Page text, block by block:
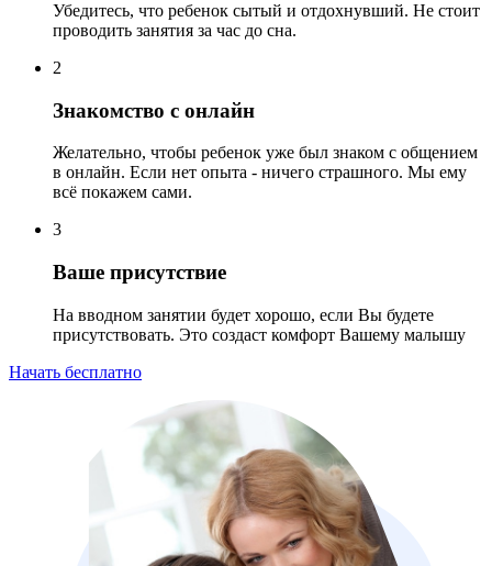
Убедитесь, что ребенок сытый и отдохнувший. Не стоит
проводить занятия за час до сна.
2
Знакомство с онлайн
Желательно, чтобы ребенок уже был знаком с общением
в онлайн. Если нет опыта - ничего страшного. Мы ему
всё покажем сами.
3
Ваше присутствие
На вводном занятии будет хорошо, если Вы будете
присутствовать. Это создаст комфорт Вашему малышу
Начать бесплатно